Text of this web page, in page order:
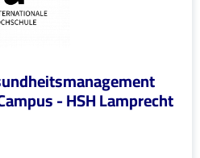
- HSH Lamprecht